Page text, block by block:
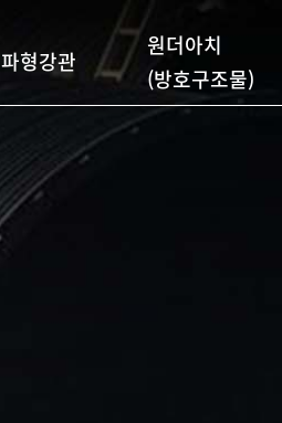
파형강관
원더아치
(방호구조물)